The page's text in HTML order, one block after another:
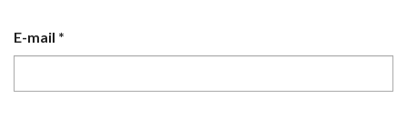
E-mail *